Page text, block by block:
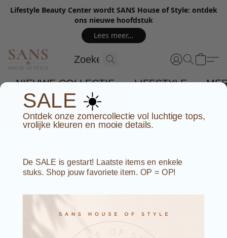
Lifestyle Beauty Center wordt SANS House of Style: ontdek
ons nieuwe hoofdstuk
Lees meer…
NIEUWE COLLECTIE LIFESTYLE
SALE ☀️
Ontdek onze zomercollectie vol luchtige tops,
vrolijke kleuren en mooie details.
De SALE is gestart! Laatste items en enkele
stuks. Shop jouw favoriete item. OP = OP!